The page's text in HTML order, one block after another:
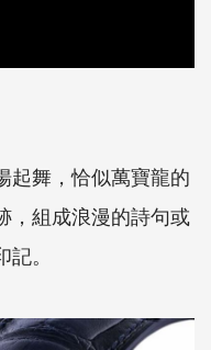
起舞，恰似萬寶龍的
，組成浪漫的詩句或
。